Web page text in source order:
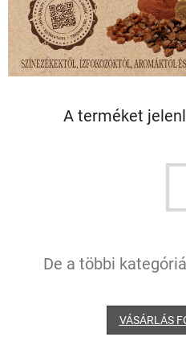
A terméket
De a többi
VÁSÁRLÁS